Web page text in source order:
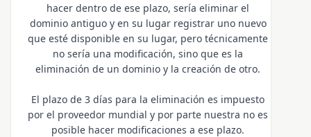
hacer dentro de ese plazo, sería eliminar el
dominio antiguo y en su lugar registrar uno nuevo
que esté disponible en su lugar, pero técnicamente
no sería una modificación, sino que es la
eliminación de un dominio y la creación de otro.
El plazo de 3 días para la eliminación es impuesto
por el proveedor mundial y por parte nuestra no es
posible hacer modificaciones a ese plazo.